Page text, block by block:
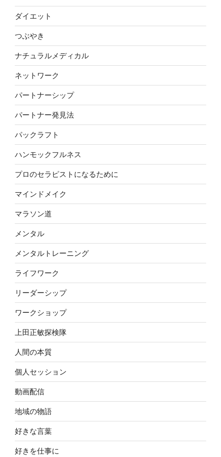
ダイエット
つぶやき
ナチュラルメディカル
ネットワーク
パートナーシップ
パートナー発見法
パックラフト
ハンモックフルネス
プロのセラピストになるために
マインドメイク
マラソン道
メンタル
メンタルトレーニング
ライフワーク
リーダーシップ
ワークショップ
上田正敏探検隊
人間の本質
個人セッション
動画配信
地域の物語
好きな言葉
好きを仕事に